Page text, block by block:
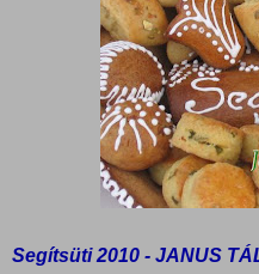
Segítsüti 2010 - JANUS